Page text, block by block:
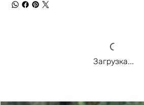
Загрузка...